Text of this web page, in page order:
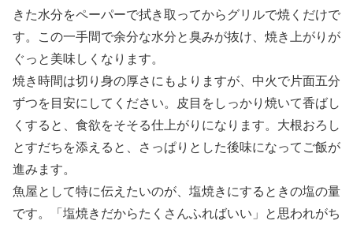
きた水分をペーパーで拭き取ってからグリルで焼くだけで
す。この一手間で余分な水分と臭みが抜け、焼き上がりが
ぐっと美味しくなります。
焼き時間は切り身の厚さにもよりますが、中火で片面五分
ずつを目安にしてください。皮目をしっかり焼いて香ばし
くすると、食欲をそそる仕上がりになります。大根おろし
とすだちを添えると、さっぱりとした後味になってご飯が
進みます。
魚屋として特に伝えたいのが、塩焼きにするときの塩の量
です。「塩焼きだからたくさんふればいい」と思われがち